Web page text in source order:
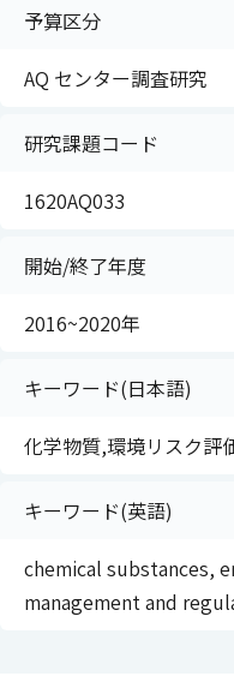
予算区分
AQ センター調査研究
研究課題コード
1620AQ033
開始/終了年度
2016~2020年
キーワード(日本語)
化学物質,環境リスク評
キーワード(英語)
chemical substances,
management and